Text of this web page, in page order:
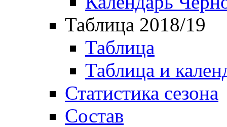
Таблица 2018/19
Таблица
Таблица и
Статистика сезона
Состав